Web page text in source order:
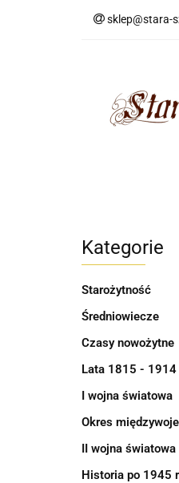
sklep@stara-
Kategorie
Starożytność
Średniowiecze
Czasy nowożytne
Lata 1815 - 1914
I wojna światowa
Okres
II wojna światowa
Historia po 1945